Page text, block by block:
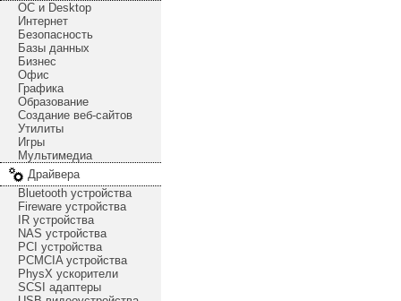
ОС и Desktop
Интернет
Безопасность
Базы данных
Бизнес
Офис
Графика
Образование
Создание веб-сайтов
Утилиты
Игры
Мультимедиа
Драйвера
Bluetooth устройства
Fireware устройства
IR устройства
NAS устройства
PCI устройства
PCMCIA устройства
PhysX ускорители
SCSI адаптеры